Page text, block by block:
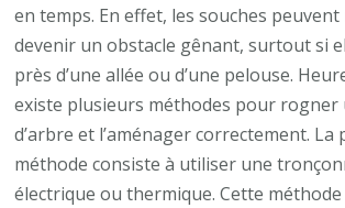
en temps. En effet, les souches
devenir un obstacle gênant, surtout si
près d’une allée ou d’une pelouse.
existe plusieurs méthodes pour rogner
d’arbre et l’aménager correctement. La
méthode consiste à utiliser une
électrique ou thermique. Cette